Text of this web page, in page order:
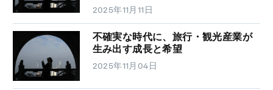
2025年11月11日
不確実な時代に、旅行・観光産業が
生み出す成長と希望
2025年11月04日